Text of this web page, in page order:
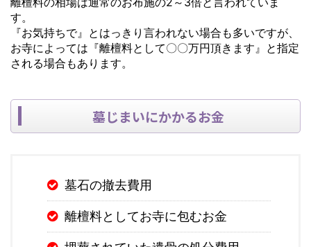
す。
『お気持ちで』とはっきり言われない場合も多いですが、
お寺によっては『離檀料として〇〇万円頂きます』と指定
される場合もあります。
墓じまいにかかるお金
墓石の撤去費用
離檀料としてお寺に包むお金